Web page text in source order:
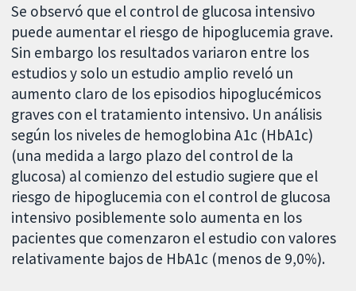
Se observó que el control de glucosa intensivo
puede aumentar el riesgo de hipoglucemia grave.
Sin embargo los resultados variaron entre los
estudios y solo un estudio amplio reveló un
aumento claro de los episodios hipoglucémicos
graves con el tratamiento intensivo. Un análisis
según los niveles de hemoglobina A1c (HbA1c)
(una medida a largo plazo del control de la
glucosa) al comienzo del estudio sugiere que el
riesgo de hipoglucemia con el control de glucosa
intensivo posiblemente solo aumenta en los
pacientes que comenzaron el estudio con valores
relativamente bajos de HbA1c (menos de 9,0%).